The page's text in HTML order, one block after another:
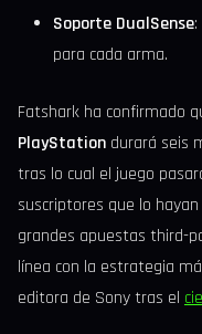
Soporte DualSense
para cada arma.
Fatshark ha confirmado
PlayStation durará seis
tras lo cual el juego
suscriptores que lo
grandes apuestas third-
línea con la estrategia
editora de Sony tras el